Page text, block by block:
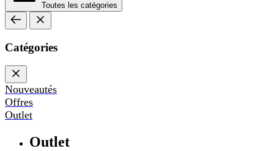
Toutes les catégories
Catégories
Nouveautés
Offres
Outlet
Outlet